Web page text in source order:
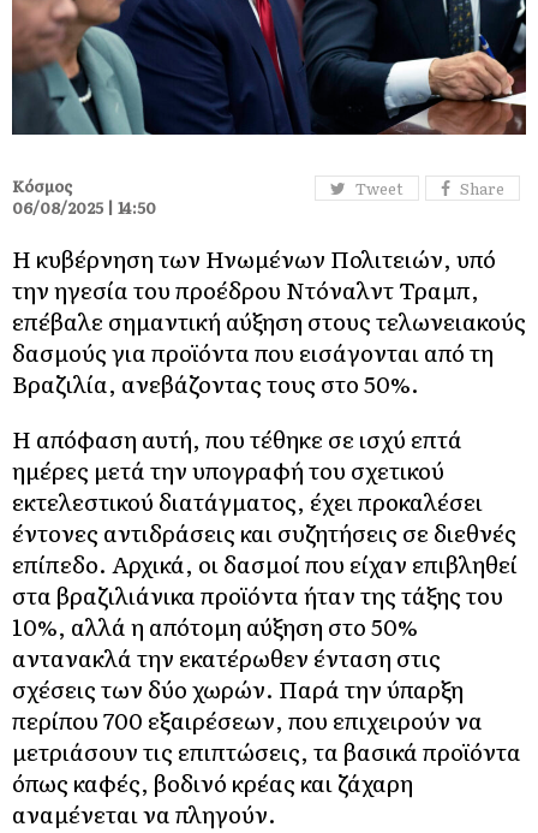
Tweet Share
Κόσμος
06/08/2025 | 14:50
Η κυβέρνηση των Ηνωμένων Πολιτειών, υπό
την ηγεσία του προέδρου Ντόναλντ Τραμπ,
επέβαλε σημαντική αύξηση στους τελωνειακούς
δασμούς για προϊόντα που εισάγονται από τη
Βραζιλία, ανεβάζοντας τους στο 50%.
Η απόφαση αυτή, που τέθηκε σε ισχύ επτά
ημέρες μετά την υπογραφή του σχετικού
εκτελεστικού διατάγματος, έχει προκαλέσει
έντονες αντιδράσεις και συζητήσεις σε διεθνές
επίπεδο. Αρχικά, οι δασμοί που είχαν επιβληθεί
στα βραζιλιάνικα προϊόντα ήταν της τάξης του
10%, αλλά η απότομη αύξηση στο 50%
αντανακλά την εκατέρωθεν ένταση στις
σχέσεις των δύο χωρών. Παρά την ύπαρξη
περίπου 700 εξαιρέσεων, που επιχειρούν να
μετριάσουν τις επιπτώσεις, τα βασικά προϊόντα
όπως καφές, βοδινό κρέας και ζάχαρη
αναμένεται να πληγούν.